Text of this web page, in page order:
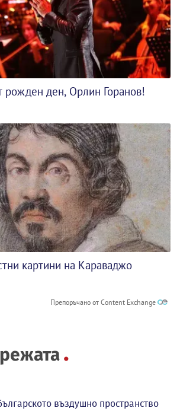
рожден ден, Орлин Горанов!
картини на Караваджо
Препоръчано от Content Exchange
въздушно пространство